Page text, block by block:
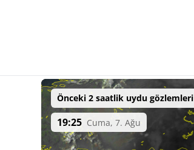
Önceki 2 saatlik uydu gözlemleri
19:25 Cuma, 7. Ağu